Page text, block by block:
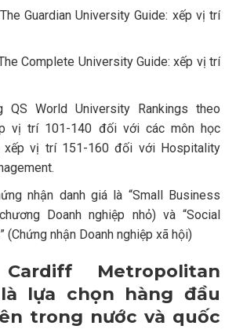
Guardian University Guide: xếp vị trí
Complete University Guide: xếp vị trí
QS World University Rankings theo
vị trí 101-140 đối với các môn học
xếp vị trí 151-160 đối với Hospitality
nhận danh giá là “Small Business
Doanh nghiệp nhỏ) và “Social
(Chứng nhận Doanh nghiệp xã hội)
Metropolitan
lựa chọn hàng đầu
trong nước và quốc